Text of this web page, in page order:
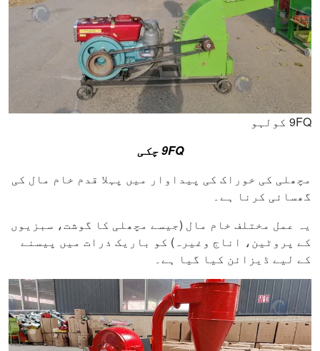
9FQ کولہو
9FQ چکی
مچھلی کی خوراک کی پیداوار میں پہلا قدم خام مال کی
گھسائی کرنا ہے۔
یہ عمل مختلف خام مال (جیسے مچھلی کا گوشت، سبزیوں
کے پروٹین، اناج وغیرہ) کو باریک ذرات میں پیسنے
کے لیے ڈیزائن کیا گیا ہے۔